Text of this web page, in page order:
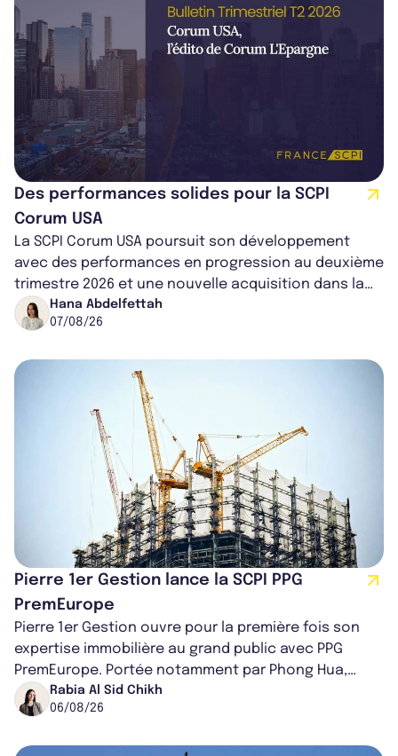
Des performances solides pour la SCPI
Corum USA
La SCPI Corum USA poursuit son développement
avec des performances en progression au deuxième
trimestre 2026 et une nouvelle acquisition dans la
région de Chicago. Entre hausse de...
Hana Abdelfettah
07/08/26
Pierre 1er Gestion lance la SCPI PPG
PremEurope
Pierre 1er Gestion ouvre pour la première fois son
expertise immobilière au grand public avec PPG
PremEurope. Portée notamment par Phong Hua,
ancien directeur des investissements d...
Rabia Al Sid Chikh
06/08/26